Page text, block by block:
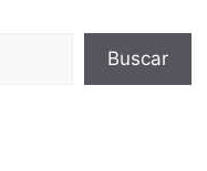
Buscar